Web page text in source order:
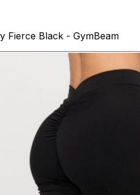
Fierce Black - GymBeam